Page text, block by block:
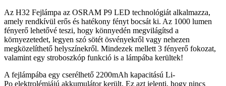
Az H32 Fejlámpa az OSRAM P9 LED technológiát alkalmazza,
amely rendkívül erős és hatékony fényt bocsát ki. Az 1000 lumen
fényerő lehetővé teszi, hogy könnyedén megvilágítsd a
környezetedet, legyen szó sötét ösvényekről vagy nehezen
megközelíthető helyszínekről. Mindezek mellett 3 fényerő fokozat,
valamint egy stroboszkóp funkció is a lámpába kerültek!
A fejlámpába egy cserélhető 2200mAh kapacitású Li-
Po elektrolémiájú akkumulátor került. Ez azt jelenti, hogy nincs